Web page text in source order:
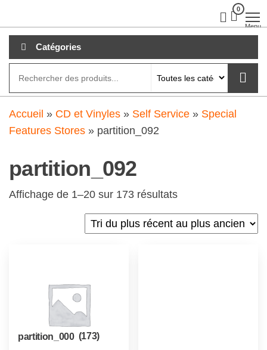
au
contenu
0
Menu
Catégories
Accueil » CD et Vinyles » Self Service » Special
Features Stores » partition_092
partition_092
Affichage de 1–20 sur 173 résultats
partition_000 (173)